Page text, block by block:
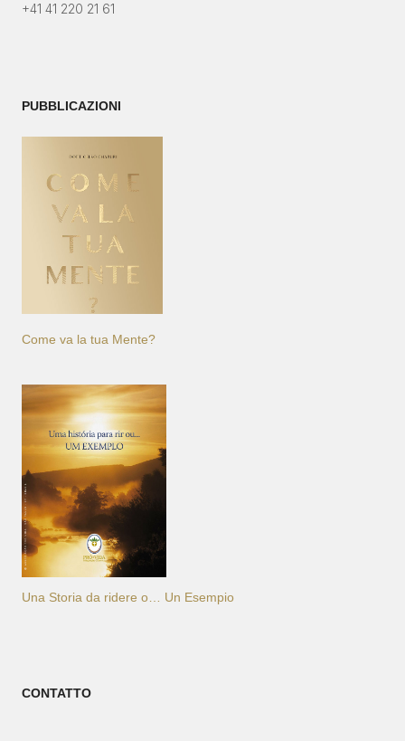
+41 41 220 21 61
PUBBLICAZIONI
Come va la tua Mente?
Una Storia da ridere o… Un Esempio
CONTATTO